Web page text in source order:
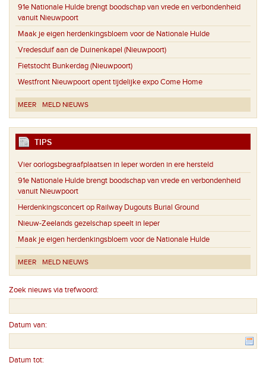
91e Nationale Hulde brengt boodschap van vrede en verbondenheid
vanuit Nieuwpoort
Maak je eigen herdenkingsbloem voor de Nationale Hulde
Vredesduif aan de Duinenkapel (Nieuwpoort)
Fietstocht Bunkerdag (Nieuwpoort)
Westfront Nieuwpoort opent tijdelijke expo Come Home
MEER MELD NIEUWS
TIPS
Vier oorlogsbegraafplaatsen in Ieper worden in ere hersteld
91e Nationale Hulde brengt boodschap van vrede en verbondenheid
vanuit Nieuwpoort
Herdenkingsconcert op Railway Dugouts Burial Ground
Nieuw-Zeelands gezelschap speelt in Ieper
Maak je eigen herdenkingsbloem voor de Nationale Hulde
MEER MELD NIEUWS
Zoek nieuws via trefwoord:
Datum van:
Datum tot: